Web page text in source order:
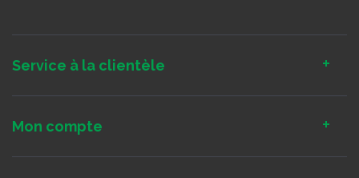
Service à la clientèle
Mon compte